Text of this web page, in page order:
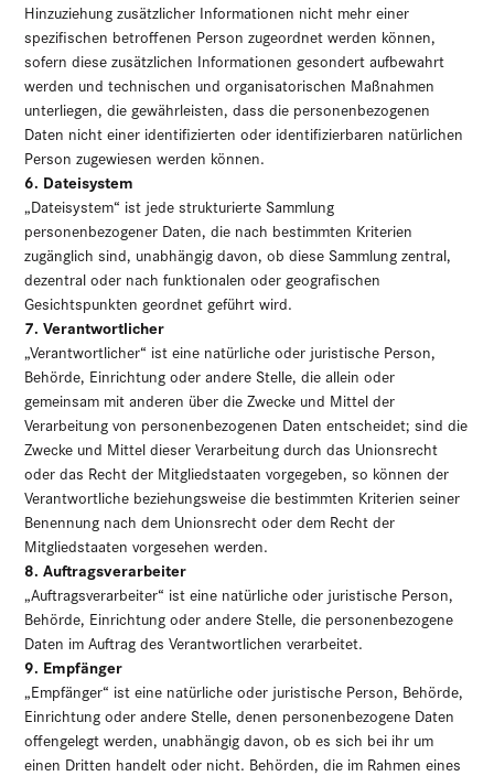
Hinzuziehung zusätzlicher Informationen nicht mehr einer
spezifischen betroffenen Person zugeordnet werden können,
sofern diese zusätzlichen Informationen gesondert aufbewahrt
werden und technischen und organisatorischen Maßnahmen
unterliegen, die gewährleisten, dass die personenbezogenen
Daten nicht einer identifizierten oder identifizierbaren natürlichen
Person zugewiesen werden können.
6. Dateisystem
„Dateisystem“ ist jede strukturierte Sammlung
personenbezogener Daten, die nach bestimmten Kriterien
zugänglich sind, unabhängig davon, ob diese Sammlung zentral,
dezentral oder nach funktionalen oder geografischen
Gesichtspunkten geordnet geführt wird.
7. Verantwortlicher
„Verantwortlicher“ ist eine natürliche oder juristische Person,
Behörde, Einrichtung oder andere Stelle, die allein oder
gemeinsam mit anderen über die Zwecke und Mittel der
Verarbeitung von personenbezogenen Daten entscheidet; sind die
Zwecke und Mittel dieser Verarbeitung durch das Unionsrecht
oder das Recht der Mitgliedstaaten vorgegeben, so können der
Verantwortliche beziehungsweise die bestimmten Kriterien seiner
Benennung nach dem Unionsrecht oder dem Recht der
Mitgliedstaaten vorgesehen werden.
8. Auftragsverarbeiter
„Auftragsverarbeiter“ ist eine natürliche oder juristische Person,
Behörde, Einrichtung oder andere Stelle, die personenbezogene
Daten im Auftrag des Verantwortlichen verarbeitet.
9. Empfänger
„Empfänger“ ist eine natürliche oder juristische Person, Behörde,
Einrichtung oder andere Stelle, denen personenbezogene Daten
offengelegt werden, unabhängig davon, ob es sich bei ihr um
einen Dritten handelt oder nicht. Behörden, die im Rahmen eines